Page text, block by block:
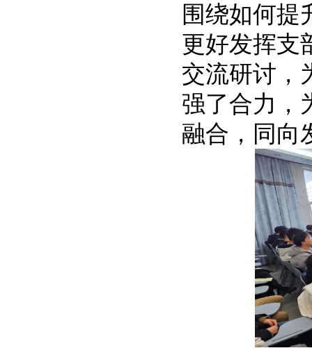
围绕如何提
更好发挥支
交流研讨，
强了合力，
融合，同向